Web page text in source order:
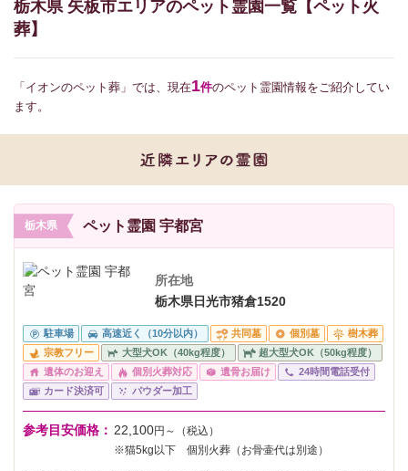
栃木県 矢板市エリアのペット霊園一覧【ペット火
葬】
「イオンのペット葬」では、現在1件のペット霊園情報をご紹介してい
ます。
栃木県 ペット霊園 宇都宮
所在地
栃木県日光市猪倉1520
駐車場 高速近く（10分以内） 共同墓 個別墓
樹木葬
宗教フリー
大型犬OK（40kg程度）
超大型犬OK（50kg程度）
遺体のお迎え
個別火葬対応 遺骨お届け
24時間電話受付
カード決済可
パウダー加工
参考目安価格： 22,100円～（税込）
※猫5kg以下 個別火葬（お骨壷代は別途）